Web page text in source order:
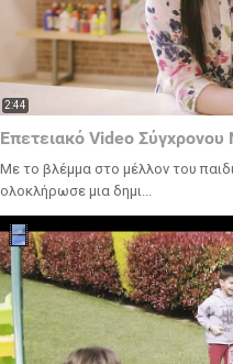
2:44
Επετειακό Video Σύγχρονου
Με το βλέμμα στο μέλλον του
ολοκλήρωσε μια δημι...